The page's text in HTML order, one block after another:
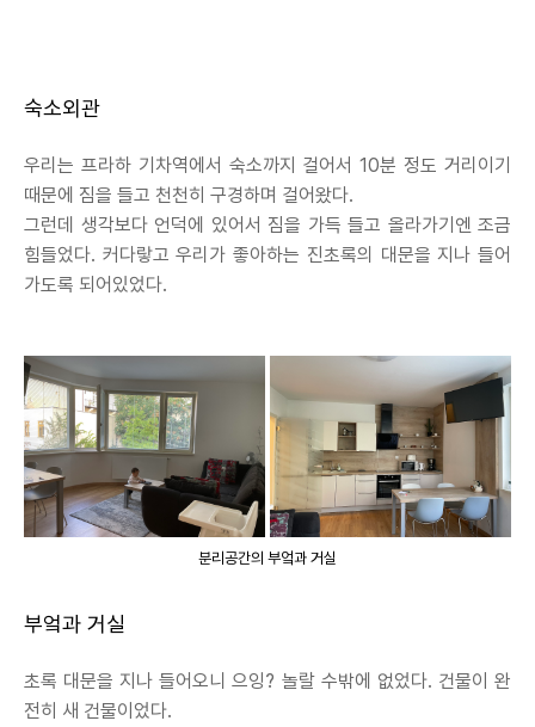
숙소외관
우리는 프라하 기차역에서 숙소까지 걸어서 10분 정도 거리이기
때문에 짐을 들고 천천히 구경하며 걸어왔다.
그런데 생각보다 언덕에 있어서 짐을 가득 들고 올라가기엔 조금
힘들었다. 커다랗고 우리가 좋아하는 진초록의 대문을 지나 들어
가도록 되어있었다.
분리공간의 부엌과 거실
부엌과 거실
초록 대문을 지나 들어오니 으잉? 놀랄 수밖에 없었다. 건물이 완
전히 새 건물이었다.